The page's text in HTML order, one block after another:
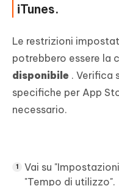
iTunes.
Le restrizioni
potrebbero essere la
disponibile . Verifica
specifiche per App
necessario.
Vai su
"Tempo di utilizzo".